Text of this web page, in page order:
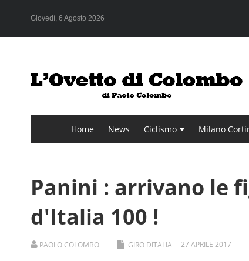
Giovedì, 6 Agosto 2026
Home News Ciclismo Milano
Panini : arrivano le
d'Italia 100 !
PAOLO COLOMBO GIRO DITALIA 27 APRILE 2017